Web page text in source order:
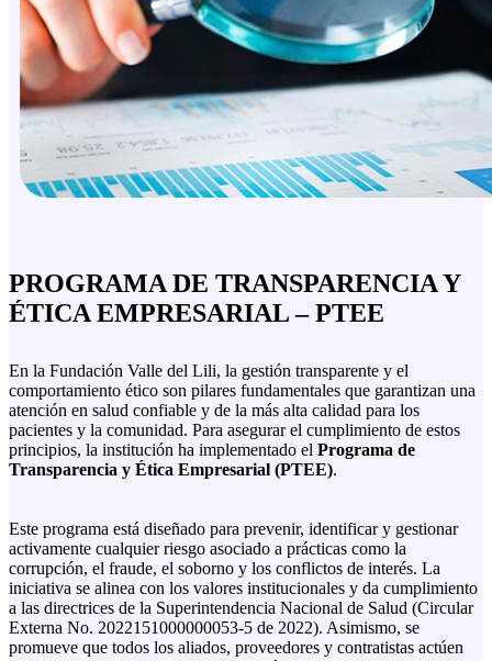
PROGRAMA DE TRANSPARENCIA Y
ÉTICA EMPRESARIAL – PTEE
En la Fundación Valle del Lili, la gestión transparente y el
comportamiento ético son pilares fundamentales que garantizan una
atención en salud confiable y de la más alta calidad para los
pacientes y la comunidad. Para asegurar el cumplimiento de estos
principios, la institución ha implementado el Programa de
Transparencia y Ética Empresarial (PTEE).
Este programa está diseñado para prevenir, identificar y gestionar
activamente cualquier riesgo asociado a prácticas como la
corrupción, el fraude, el soborno y los conflictos de interés. La
iniciativa se alinea con los valores institucionales y da cumplimiento
a las directrices de la Superintendencia Nacional de Salud (Circular
Externa No. 2022151000000053-5 de 2022). Asimismo, se
promueve que todos los aliados, proveedores y contratistas actúen